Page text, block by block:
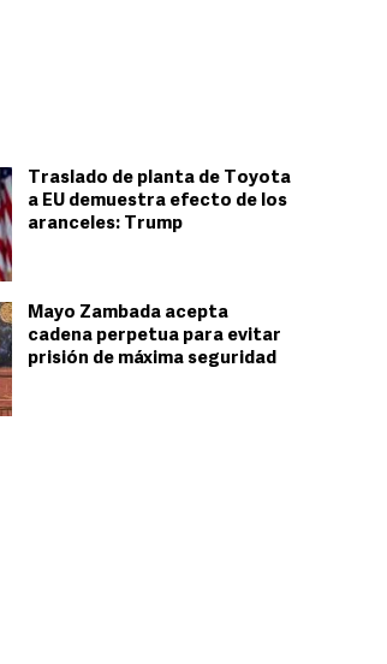
Traslado de planta de Toyota
a EU demuestra efecto de los
aranceles: Trump
Mayo Zambada acepta
cadena perpetua para evitar
prisión de máxima seguridad